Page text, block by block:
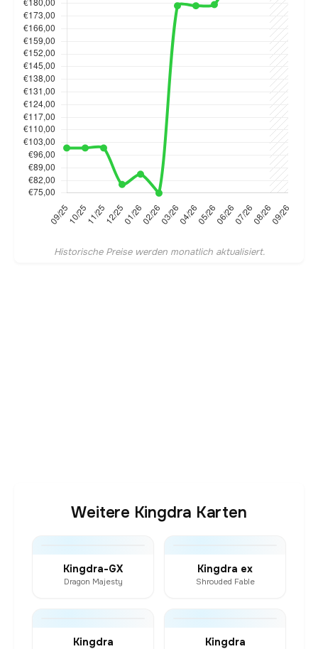
Historische Preise werden monatlich aktualisiert.
Weitere Kingdra Karten
Kingdra-GX
Dragon Majesty
Kingdra ex
Shrouded Fable
Kingdra Kingdra